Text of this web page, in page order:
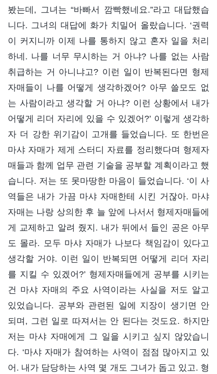
봤는데, 그녀는 “바빠서 깜빡했네요.”라고 대답했습
니다. 그녀의 대답에 화가 치밀어 올랐습니다. ‘권력
이 커지니까 이제 나를 통하지 않고 혼자 일을 처리
하네. 나를 너무 무시하는 거 아냐? 나를 없는 사람
취급하는 거 아니냐고? 이런 일이 반복된다면 형제
자매들이 나를 어떻게 생각하겠어? 아무 쓸모도 없
는 사람이라고 생각할 거 아냐? 이런 상황에서 내가
어떻게 리더 자리에 있을 수 있겠어?’ 이렇게 생각하
자 더 강한 위기감이 고개를 들었습니다. 또 한번은
마샤 자매가 제게 스터디 자료를 정리했다며 형제자
매들과 함께 업무 관련 기술을 공부할 계획이라고 했
습니다. 저는 또 못마땅한 마음이 들었습니다. ‘이 사
역들은 내가 가끔 마샤 자매한테 시킨 거잖아. 마샤
자매는 나랑 상의한 후 늘 앞에 나서서 형제자매들에
게 교제하고 알려 줬지. 내가 뒤에서 들인 공은 아무
도 몰라. 모두 마샤 자매가 나보다 책임감이 있다고
생각할 거야. 이런 일이 반복되면 어떻게 리더 자리
를 지킬 수 있겠어?’ 형제자매들에게 공부를 시키는
건 마샤 자매의 주요 사역이라는 사실을 저도 알고
있었습니다. 공부와 관련된 일에 지장이 생기면 안
되며, 그런 일로 따져서는 안 된다는 것도요. 하지만
저는 마샤 자매에게 그 일을 시키고 싶지 않았습니
다. ‘마샤 자매가 참여하는 사역이 점점 많아지고 있
어. 내가 담당하는 사역 몇 개도 그녀가 돕고 있고. 형